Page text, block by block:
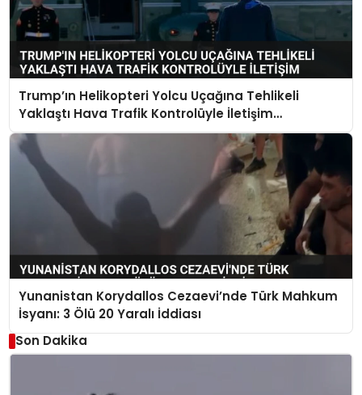
Trump’ın Helikopteri Yolcu Uçağına Tehlikeli
Yaklaştı Hava Trafik Kontrolüyle İletişim
Kurulamadı
Yunanistan Korydallos Cezaevi’nde Türk Mahkum
İsyanı: 3 Ölü 20 Yaralı İddiası
Son Dakika